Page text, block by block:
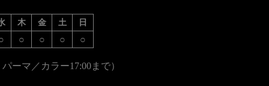
木 金 土 日
○ ○ ○ ○
マ／カラー17:00まで）